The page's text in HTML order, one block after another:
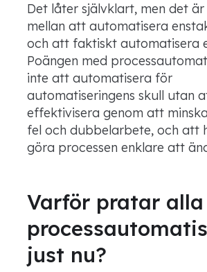
Det låter självklart, men det är
mellan att automatisera
och att faktiskt automatisera
Poängen med
inte att automatisera för
automatiseringens skull utan
effektivisera genom att
fel och dubbelarbete, och att
göra processen enklare att
Varför pratar alla
just nu?